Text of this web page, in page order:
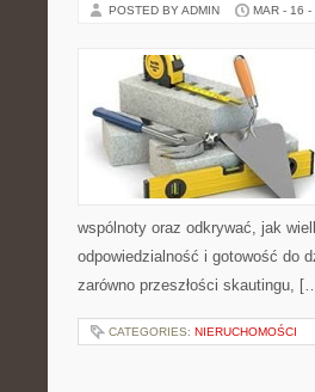
POSTED BY ADMIN MAR - 16 -
wspólnoty oraz odkrywać, jak
odpowiedzialność i gotowość do
zarówno przeszłości skautingu,
CATEGORIES: NIERUCHOMOŚCI